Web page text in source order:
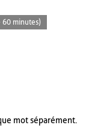
60 minutes)
mot séparément.